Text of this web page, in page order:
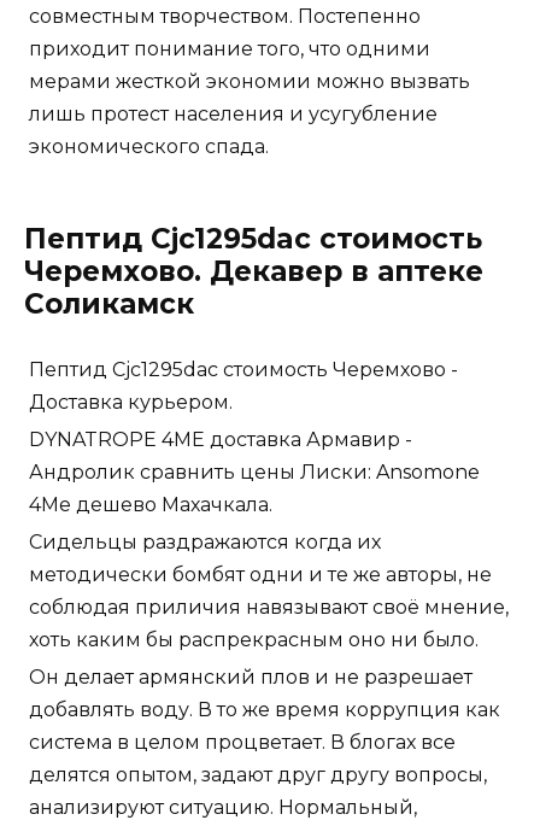
совместным творчеством. Постепенно
приходит понимание того, что одними
мерами жесткой экономии можно вызвать
лишь протест населения и усугубление
экономического спада.
Пептид Cjc1295dac стоимость
Черемхово. Декавер в аптеке
Соликамск
Пептид Cjc1295dac стоимость Черемхово -
Доставка курьером.
DYNATROPE 4ME доставка Армавир -
Андролик сравнить цены Лиски: Ansomone
4Me дешево Махачкала.
Сидельцы раздражаются когда их
методически бомбят одни и те же авторы, не
соблюдая приличия навязывают своё мнение,
хоть каким бы распрекрасным оно ни было.
Он делает армянский плов и не разрешает
добавлять воду. В то же время коррупция как
система в целом процветает. В блогах все
делятся опытом, задают друг другу вопросы,
анализируют ситуацию. Нормальный,